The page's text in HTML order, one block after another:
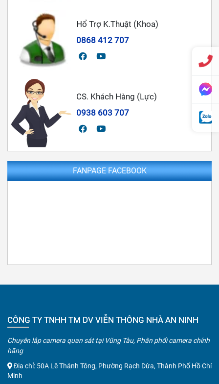
Hổ Trợ K.Thuật (Khoa)
0868 412 707
CS. Khách Hàng (Lực)
0938 603 707
FANPAGE FACEBOOK
CÔNG TY TNHH TM DV VIỄN THÔNG NHÀ AN NINH
Chuyên lắp camera quan sát tại Vũng Tàu, Phân phối camera chính
hãng
Địa chỉ: 50A Lê Thánh Tông, Phường Rạch Dừa, Thành Phố Hồ Chí
Minh